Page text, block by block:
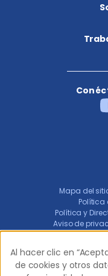
Mapa del
Política y
Aviso de
Aviso
Al hacer clic en
de cookies y otros
Al hacer clic en
de cookies y otros